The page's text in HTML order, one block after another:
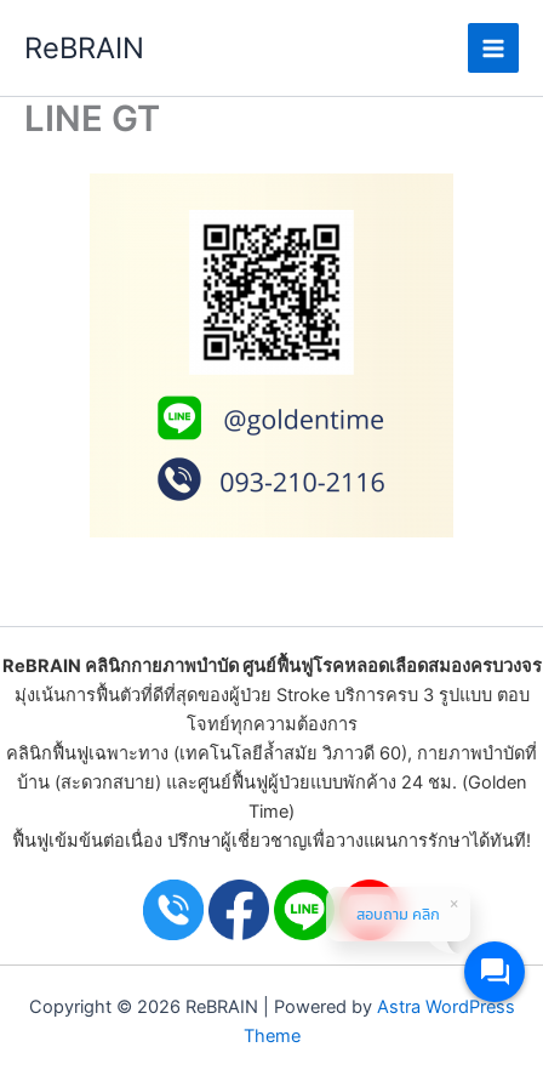
ReBRAIN
Main
LINE GT
ReBRAIN คลินิกกายภาพบําบัดศูนย์ฟื้นฟูโรคหลอดเลือดสมองครบวงจร
มุ่งเน้นการฟื้นตัวที่ดีที่สุดของผู้ป่วย Strokeบริการครบ 3 รูปแบบ ตอบ
โจทย์ทุกความต้องการ
คลินิกฟื้นฟูเฉพาะทาง (เทคโนโลยีล้ำสมัย วิภาวดี 60), กายภาพบำบัดที่
บ้าน (สะดวกสบาย) และศูนย์ฟื้นฟูผู้ป่วยแบบพักค้าง 24 ชม. (Golden
Time)
ฟื้นฟูเข้มข้นต่อเนื่อง ปรึกษาผู้เชี่ยวชาญเพื่อวางแผนการรักษาได้ทันที!
Copyright © 2026 ReBRAIN | Powered by Astra WordPress
Theme
สอบถาม คลิก